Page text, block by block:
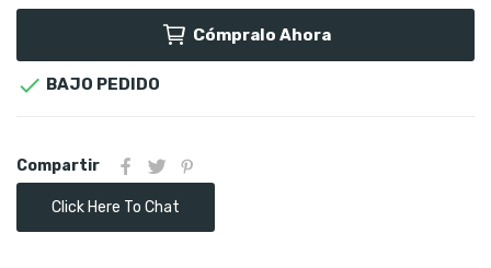
Cómpralo Ahora
 BAJO PEDIDO
Compartir
Click Here To Chat